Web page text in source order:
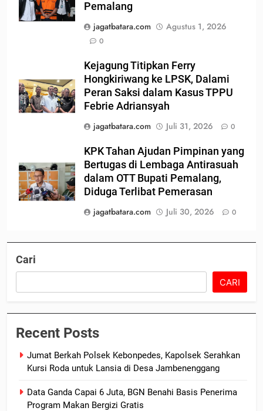
Pemalang
jagatbatara.com
Agustus 1, 2026
0
Kejagung Titipkan Ferry
Hongkiriwang ke LPSK, Dalami
Peran Saksi dalam Kasus TPPU
Febrie Adriansyah
jagatbatara.com
Juli 31, 2026 0
KPK Tahan Ajudan Pimpinan yang
Bertugas di Lembaga Antirasuah
dalam OTT Bupati Pemalang,
Diduga Terlibat Pemerasan
jagatbatara.com
Juli 30, 2026 0
Cari
CARI
Recent Posts
Jumat Berkah Polsek Kebonpedes, Kapolsek Serahkan
Kursi Roda untuk Lansia di Desa Jambenenggang
Data Ganda Capai 6 Juta, BGN Benahi Basis Penerima
Program Makan Bergizi Gratis